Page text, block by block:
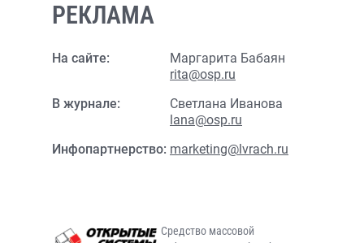
РЕКЛАМА
На сайте:
Маргарита Бабаян
rita@osp.ru
В журнале:
Светлана Иванова
lana@osp.ru
Инфопартнерство: marketing@lvrach.ru
Средство массовой